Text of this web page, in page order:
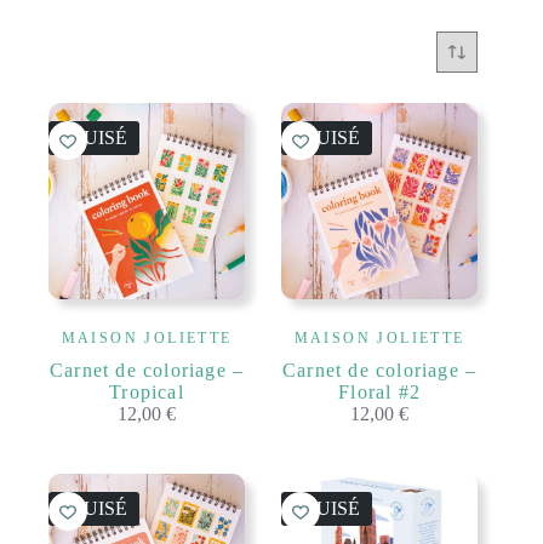
ÉPUISÉ
MAISON JOLIETTE
Carnet de coloriage –
Tropical
12,00€
ÉPUISÉ
MAISON JOLIETTE
Carnet de coloriage –
Floral #2
12,00€
ÉPUISÉ ÉPUISÉ